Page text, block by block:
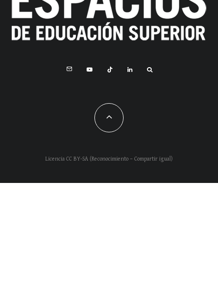
Licencia CC BY-SA (Reconocimiento – Compartir igual)